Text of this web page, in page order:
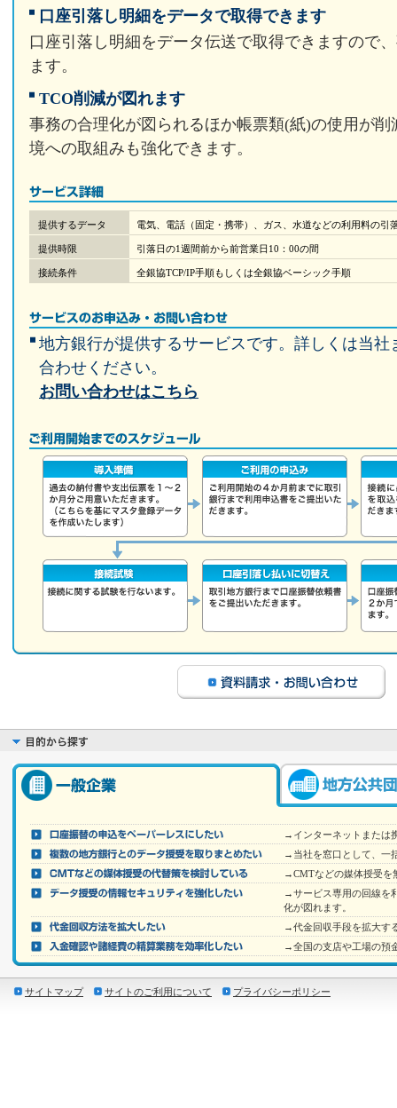
口座引落し明細をデータで取得できます
口座引落し明細をデータ伝送で取得できますので
ます。
TCO削減が図れます
事務の合理化が図られるほか帳票類(紙)の使用が
境への取組みも強化できます。
提供するデータ 電気、電話（固定・携帯）、ガス、水道などの利用料の引
提供時限 引落日の1週間前から前営業日10：00の間
接続条件 全銀協TCP/IP手順もしくは全銀協ベーシック手順
地方銀行が提供するサービスです。詳しくは当社
合わせください。
お問い合わせはこちら
→インターネットまたは
→当社を窓口として、一
→CMTなどの媒体授受を
→サービス専用の回線を
化が図れます。
→代金回収手段を拡大す
→全国の支店や工場の預
サイトマップ サイトのご利用について プライバシーポリシー